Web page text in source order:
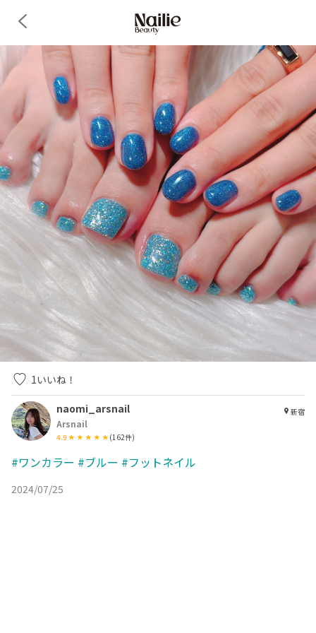
1いいね！
naomi_arsnail
Arsnail
4.9 (162件)
新宿
#ワンカラー #ブルー #フットネイル
2024/07/25